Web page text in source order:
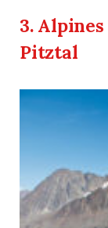
3.
Pitztal